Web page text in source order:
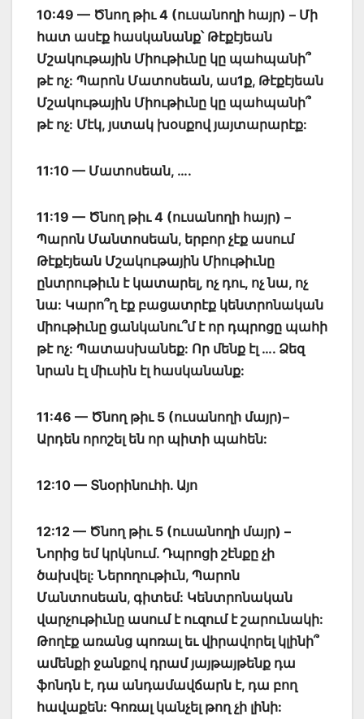
10:49 — Ծնող թիւ 4 (ուսանողի հայր) – Մի
հատ ասէք հասկանանք՝ Թէքէյեան
Մշակութային Միութիւնը կը պահպանի՞
թէ ոչ: Պարոն Մատոսեան, աս1ք, Թէքէյեան
Մշակութային Միութիւնը կը պահպանի՞
թէ ոչ: Մէկ, յստակ խօսքով յայտարարէք:
11:10 — Մատոսեան, ….
11:19 — Ծնող թիւ 4 (ուսանողի հայր) –
Պարոն Մանտոսեան, երբոր չէք ասում
Թէքէյեան Մշակութային Միութիւնը
ընտրութիւն է կատարել, ոչ դու, ոչ նա, ոչ
նա: Կարո՞ղ էք բացատրէք կենտրոնական
միութիւնը ցանկանու՞մ է որ դպրոցը պահի
թէ ոչ: Պատասխանեք: Որ մենք էլ …. Ձեզ
նրան էլ միւսին էլ հասկանանք:
11:46 — Ծնող թիւ 5 (ուսանողի մայր)–
Արդեն որոշել են որ պիտի պահեն:
12:10 — Տնօրինուհի. Այո
12:12 — Ծնող թիւ 5 (ուսանողի մայր) –
Նորից եմ կրկնում. Դպրոցի շէնքը չի
ծախվել: Ներողութիւն, Պարոն
Մանտոսեան, գիտեմ: Կենտրոնական
վարչութիւնը ասում է ուզում է շարունակի:
Թողէք առանց պոռալ եւ վիրավորել կլինի՞
ամենքի ջանքով դրամ յայթայթենք դա
ֆոնդն է, դա անդամավճարն է, դա բող
հավաքեն: Գոռալ կանչել թող չի լինի: